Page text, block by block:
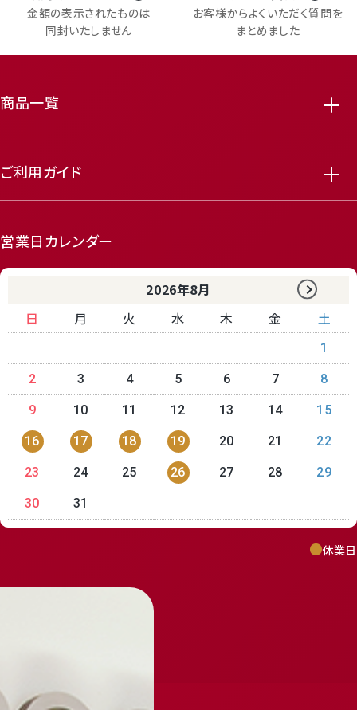
featured_seasonal_and_gifts delivery_truck_speed
receipt_long
金額の表示されたものは
同封いたしません
お客様からよくいただく質問を
まとめました
商品一覧
ご利用ガイド
営業日カレンダー
2026年8月
日
月 火 水 木 金 土
1
2 3 4 5 6 7 8
9 10 11 12 13 14 15
16 17 18 19 20 21 22
23 24 25 26 27 28 29
30 31
休業日